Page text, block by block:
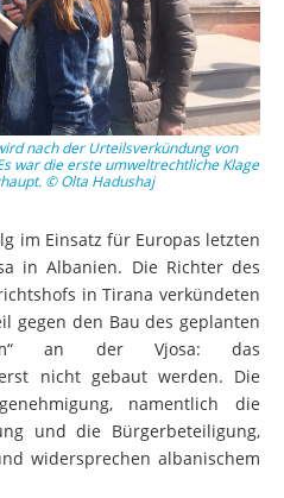
nach der Urteilsverkündung von
war die erste umweltrechtliche Klage
© Olta Hadushaj
im Einsatz für Europas letzten
in Albanien. Die Richter des
in Tirana verkündeten
gegen den Bau des geplanten
an der Vjosa: das
nicht gebaut werden. Die
namentlich die
und die Bürgerbeteiligung,
widersprechen albanischem